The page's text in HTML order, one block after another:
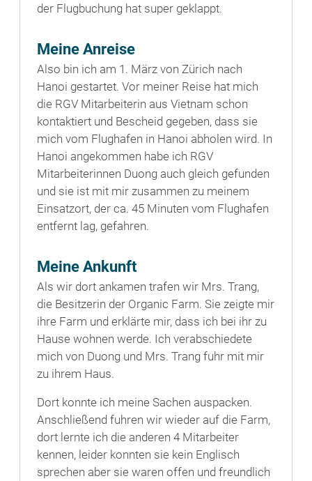
der Flugbuchung hat super geklappt.
Meine Anreise
Also bin ich am 1. März von Zürich nach
Hanoi gestartet. Vor meiner Reise hat mich
die RGV Mitarbeiterin aus Vietnam schon
kontaktiert und Bescheid gegeben, dass sie
mich vom Flughafen in Hanoi abholen wird. In
Hanoi angekommen habe ich RGV
Mitarbeiterinnen Duong auch gleich gefunden
und sie ist mit mir zusammen zu meinem
Einsatzort, der ca. 45 Minuten vom Flughafen
entfernt lag, gefahren.
Meine Ankunft
Als wir dort ankamen trafen wir Mrs. Trang,
die Besitzerin der Organic Farm. Sie zeigte mir
ihre Farm und erklärte mir, dass ich bei ihr zu
Hause wohnen werde. Ich verabschiedete
mich von Duong und Mrs. Trang fuhr mit mir
zu ihrem Haus.
Dort konnte ich meine Sachen auspacken.
Anschließend fuhren wir wieder auf die Farm,
dort lernte ich die anderen 4 Mitarbeiter
kennen, leider konnten sie kein Englisch
sprechen aber sie waren offen und freundlich